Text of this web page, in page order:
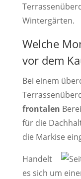
Wintergärten.
Welche
vor dem
Bei einem
frontalen
für die
die Markise
Handelt
es sich um